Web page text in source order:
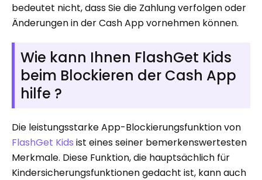
bedeutet nicht, dass Sie die Zahlung verfolgen oder
Änderungen in der Cash App vornehmen können.
Wie kann Ihnen FlashGet Kids
beim Blockieren der Cash App
hilfe ?
Die leistungsstarke App-Blockierungsfunktion von
FlashGet Kids ist eines seiner bemerkenswertesten
Merkmale. Diese Funktion, die hauptsächlich für
Kindersicherungsfunktionen gedacht ist, kann auch